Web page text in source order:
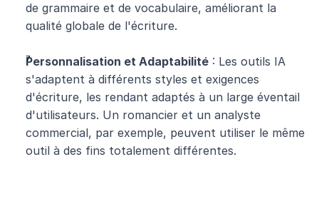
de grammaire et de vocabulaire, améliorant la
qualité globale de l'écriture.
Personnalisation et Adaptabilité : Les outils IA
s'adaptent à différents styles et exigences
d'écriture, les rendant adaptés à un large éventail
d'utilisateurs. Un romancier et un analyste
commercial, par exemple, peuvent utiliser le même
outil à des fins totalement différentes.